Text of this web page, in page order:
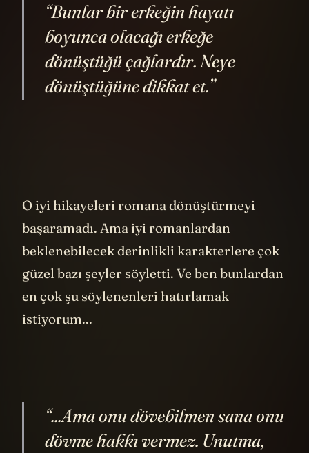
“Bunlar bir erkeğin hayatı
boyunca olacağı erkeğe
dönüştüğü çağlardır. Neye
dönüştüğüne dikkat et.”
O iyi hikayeleri romana dönüştürmeyi
başaramadı. Ama iyi romanlardan
beklenebilecek derinlikli karakterlere çok
güzel bazı şeyler söyletti. Ve ben bunlardan
en çok şu söylenenleri hatırlamak
istiyorum...
“...Ama onu dövebilmen sana onu
dövme hakkı vermez. Unutma,